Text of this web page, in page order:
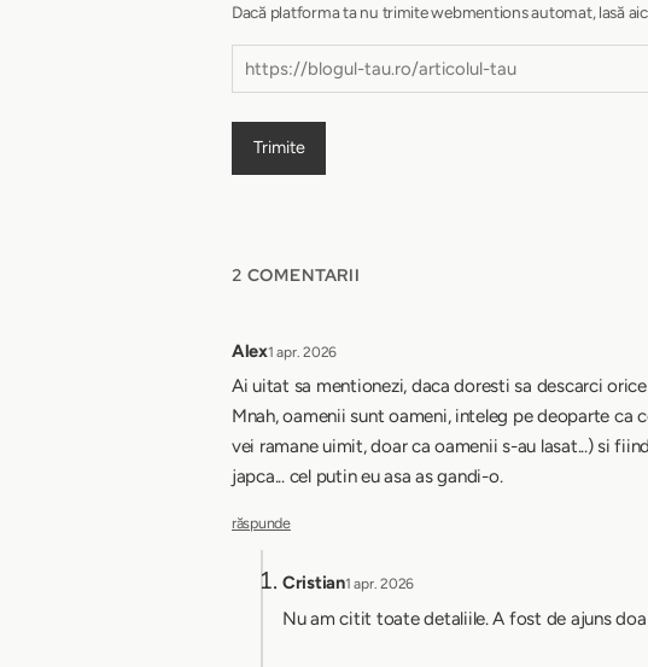
Dacă platforma ta nu trimite webmentions automat, lasă
Trimite
2 COMENTARII
Alex1 apr. 2026
Ai uitat sa mentionezi, daca doresti sa descarci
Mnah, oamenii sunt oameni, inteleg pe deoparte
vei ramane uimit, doar ca oamenii s-au lasat...) si
japca... cel putin eu asa as gandi-o.
răspunde
Cristian1 apr. 2026
Nu am citit toate detaliile. A fost de ajuns